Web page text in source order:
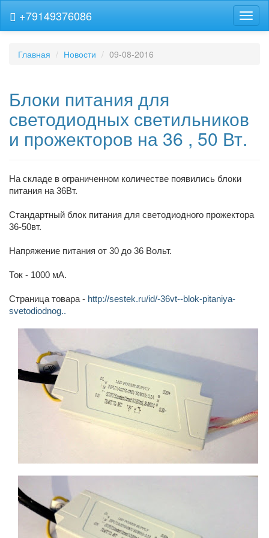
+79149376086
Главная Новости 09-08-2016
Блоки питания для
светодиодных светильников
и прожекторов на 36 , 50 Вт.
На складе в ограниченном количестве появились блоки
питания на 36Вт.
Стандартный блок питания для светодиодного прожектора
36-50вт.
Напряжение питания от 30 до 36 Вольт.
Ток - 1000 мА.
Страница товара - http://sestek.ru/id/-36vt--blok-pitaniya-
svetodiodnog..